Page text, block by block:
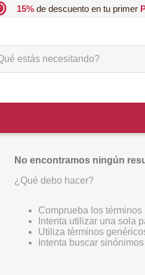
15%de descuento en tu primer
necesitando?
No encontramos ningún
¿Qué debo hacer?
Comprueba los
Intenta utilizar una sola
Utiliza términos
Intenta buscar